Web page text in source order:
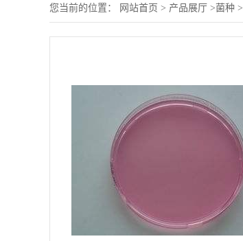
您当前的位置： 网站首页 > 产品展厅 >菌种 >